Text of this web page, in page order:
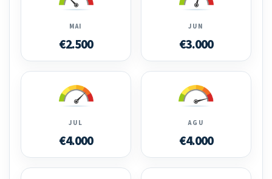
MAI
€2.500
JUN
€3.000
JUL
€4.000
AGU
€4.000